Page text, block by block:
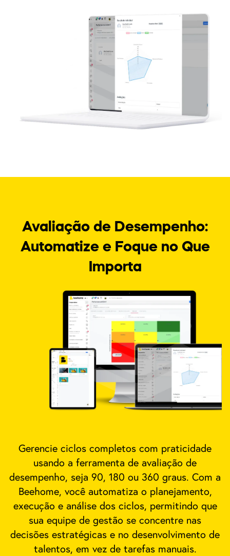
Avaliação de Desempenho:
Automatize e Foque no Que
Importa
Gerencie ciclos completos com praticidade
usando a ferramenta de avaliação de
desempenho, seja 90, 180 ou 360 graus. Com a
Beehome, você automatiza o planejamento,
execução e análise dos ciclos, permitindo que
sua equipe de gestão se concentre nas
decisões estratégicas e no desenvolvimento de
talentos, em vez de tarefas manuais.